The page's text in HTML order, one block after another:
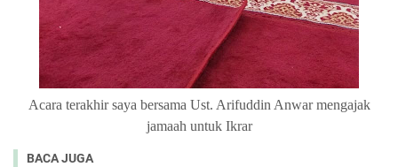
Acara terakhir saya bersama Ust. Arifuddin Anwar mengajak
jamaah untuk Ikrar
BACA JUGA